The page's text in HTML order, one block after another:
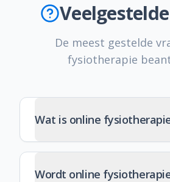
De meest gestelde
fysiotherapie
Wat is online
Wordt online